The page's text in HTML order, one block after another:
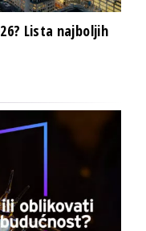
Lista najboljih